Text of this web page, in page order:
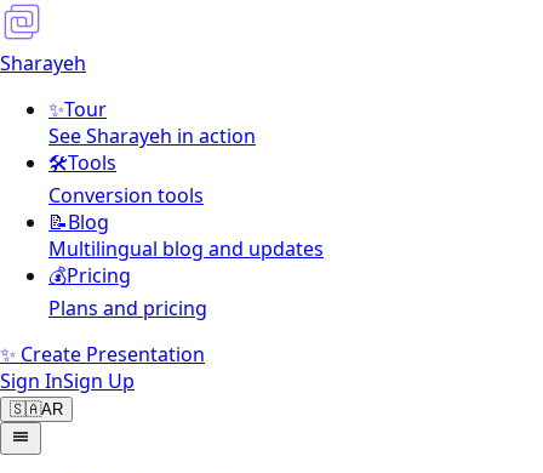
Sharayeh
✨Tour
See Sharayeh in action
🛠️Tools
Conversion tools
📝Blog
Multilingual blog and updates
💰Pricing
Plans and pricing
✨ Create Presentation
Sign InSign Up
🇸🇦AR